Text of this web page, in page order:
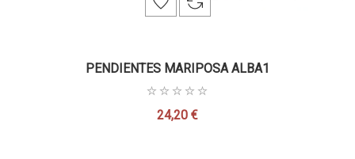
PENDIENTES MARIPOSA ALBA1
Precio
24,20 €